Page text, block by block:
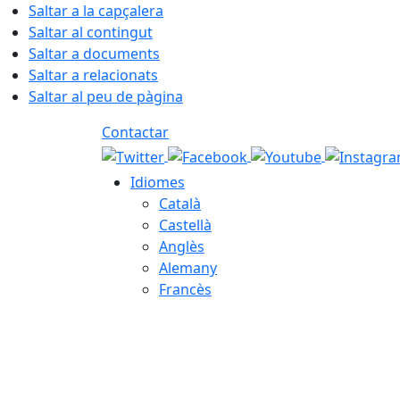
Saltar a la capçalera
Saltar al contingut
Saltar a documents
Saltar a relacionats
Saltar al peu de pàgina
Contactar
Idiomes
Català
Castellà
Anglès
Alemany
Francès